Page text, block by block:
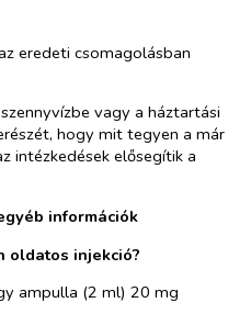
eredeti csomagolásban
vagy a háztartási
hogy mit tegyen a már
intézkedések elősegítik a
információk
oldatos injekció?
ampulla (2 ml) 20 mg